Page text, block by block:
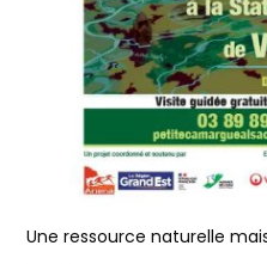
Une ressource naturelle